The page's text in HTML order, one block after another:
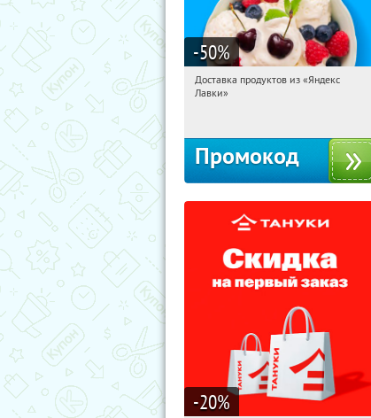
-50%
21:36:10 Получили:
Доставка продуктов из «Яндекс
Лавки»
Промокод
-20%